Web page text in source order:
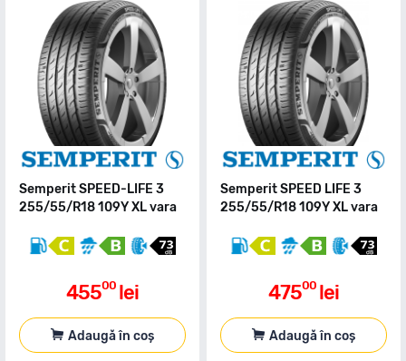
Semperit SPEED-LIFE 3
255/55/R18 109Y XL vara
45500 lei
Adaugă în coș
Semperit SPEED LIFE 3
255/55/R18 109Y XL vara
47500 lei
Adaugă în coș